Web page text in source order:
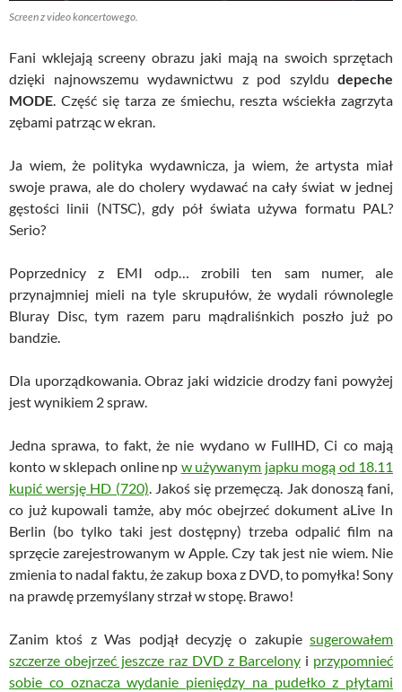
Screen z video koncertowego.
Fani wklejają screeny obrazu jaki mają na swoich sprzętach
dzięki najnowszemu wydawnictwu z pod szyldu depeche
MODE. Część się tarza ze śmiechu, reszta wściekła zagrzyta
zębami patrząc w ekran.
Ja wiem, że polityka wydawnicza, ja wiem, że artysta miał
swoje prawa, ale do cholery wydawać na cały świat w jednej
gęstości linii (NTSC), gdy pół świata używa formatu PAL?
Serio?
Poprzednicy z EMI odp… zrobili ten sam numer, ale
przynajmniej mieli na tyle skrupułów, że wydali równolegle
Bluray Disc, tym razem paru mądraliśnkich poszło już po
bandzie.
Dla uporządkowania. Obraz jaki widzicie drodzy fani powyżej
jest wynikiem 2 spraw.
Jedna sprawa, to fakt, że nie wydano w FullHD, Ci co mają
konto w sklepach online np w używanym japku mogą od 18.11
kupić wersję HD (720). Jakoś się przemęczą. Jak donoszą fani,
co już kupowali tamże, aby móc obejrzeć dokument aLive In
Berlin (bo tylko taki jest dostępny) trzeba odpalić film na
sprzęcie zarejestrowanym w Apple. Czy tak jest nie wiem. Nie
zmienia to nadal faktu, że zakup boxa z DVD, to pomyłka! Sony
na prawdę przemyślany strzał w stopę. Brawo!
Zanim ktoś z Was podjął decyzję o zakupie sugerowałem
szczerze obejrzeć jeszcze raz DVD z Barcelony i przypomnieć
sobie co oznacza wydanie pieniędzy na pudełko z płytami